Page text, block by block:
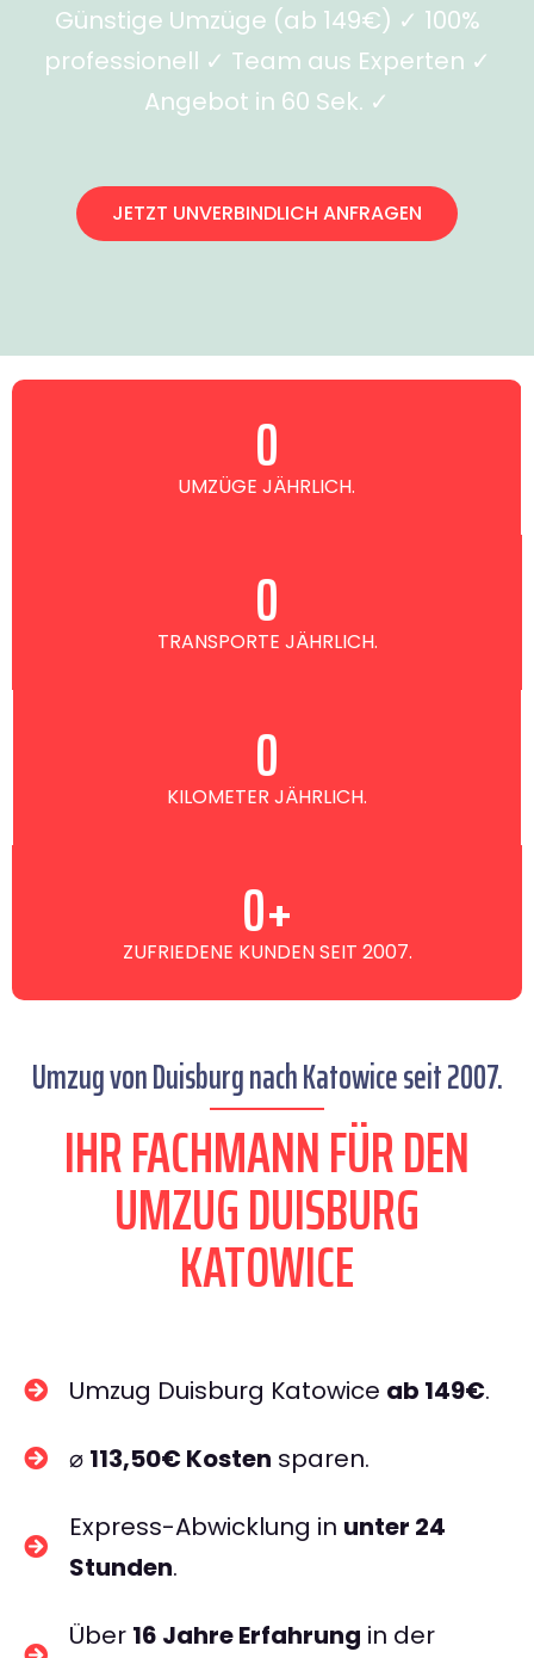
Günstige Umzüge (ab 149€) ✓ 100%
professionell ✓ Team aus Experten ✓
Angebot in 60 Sek. ✓
JETZT UNVERBINDLICH ANFRAGEN
UMZÜGE JÄHRLICH.
0
TRANSPORTE JÄHRLICH.
0
KILOMETER JÄHRLICH.
0
ZUFRIEDENE KUNDEN SEIT 2007.
0+
Umzug von Duisburg nach Katowice seit 2007.
IHR FACHMANN FÜR DEN
UMZUG DUISBURG
KATOWICE
Umzug Duisburg Katowice ab 149€.
⌀ 113,50€ Kosten sparen.
Express-Abwicklung in unter 24
Stunden.
Über 16 Jahre Erfahrung in der